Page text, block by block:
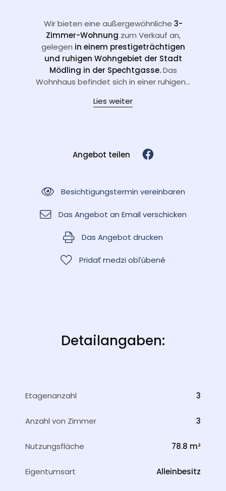
Wir bieten eine außergewöhnliche 3-
Zimmer-Wohnung zum Verkauf an,
gelegen in einem prestigeträchtigen
und ruhigen Wohngebiet der Stadt
Mödling in der Spechtgasse.Das
Wohnhaus befindet sich in einer ruhigen...
Lies weiter
Angebot teilen
Besichtigungstermin vereinbaren
Das Angebot an Email verschicken
Das Angebot drucken
Pridať medzi obľúbené
Detailangaben:
Etagenanzahl 3
Anzahl von Zimmer 3
Nutzungsfläche 78.8 m²
Eigentumsart Alleinbesitz